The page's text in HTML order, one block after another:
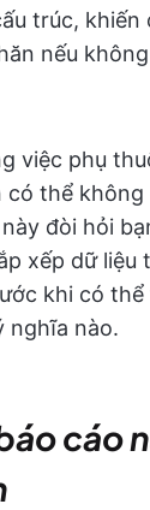
trúc,
nếu
việc phụ
có thể
đòi hỏi
xếp dữ liệu
khi có
nghĩa nào.
cáo